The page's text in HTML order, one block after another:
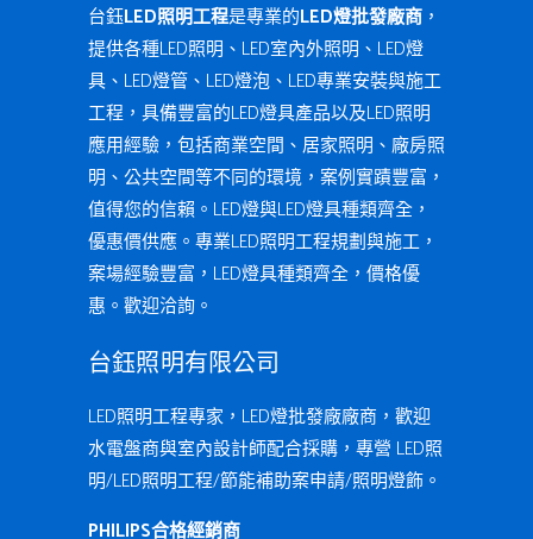
台鈺LED照明工程是專業的LED燈批發廠商 ，
提供各種LED照明、LED室內外照明、LED燈
具、LED燈管、LED燈泡、LED專業安裝與施工
工程，具備豐富的LED燈具產品以及LED照明
應用經驗，包括商業空間、居家照明、廠房照
明、公共空間等不同的環境，案例實蹟豐富，
值得您的信賴。LED燈與LED燈具種類齊全，
優惠價供應。專業LED照明工程規劃與施工，
案場經驗豐富，LED燈具種類齊全，價格優
惠。歡迎洽詢。
台鈺照明有限公司
LED照明工程專家，LED燈批發廠廠商，歡迎
水電盤商與室內設計師配合採購，專營 LED照
明/LED照明工程/節能補助案申請/照明燈飾。
PHILIPS合格經銷商